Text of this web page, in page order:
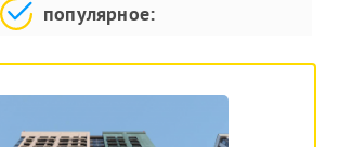
популярное: